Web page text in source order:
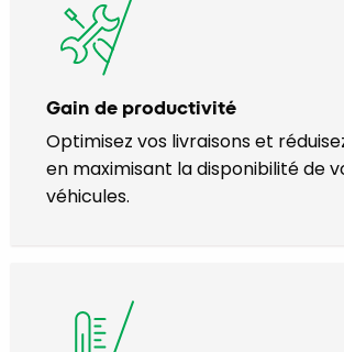
Gain de productivité
Optimisez vos livraisons et
en maximisant la disponibilité de
véhicules.